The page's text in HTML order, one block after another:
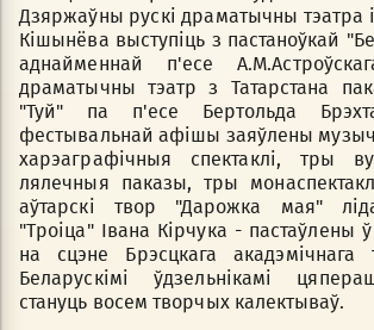
Дзяржаўны рускі драматычны тэатра
Кішынёва выступіць з пастаноўкай
аднайменнай п'есе
драматычны тэатр з Татарстана
"Туй" па п'есе Бертольда
фестывальнай афішы заяўлены
харэаграфічныя спектаклі, тры
лялечныя паказы, тры
аўтарскі твор "Дарожка мая"
"Троіца" Івана Кірчука - пастаўлены
на сцэне Брэсцкага акадэмічнага
Беларускімі ўдзельнікамі
стануць восем творчых калектываў.